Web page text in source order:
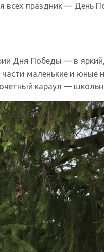
всех праздник — День
Дня Победы — в
маленькие и юные
караул —